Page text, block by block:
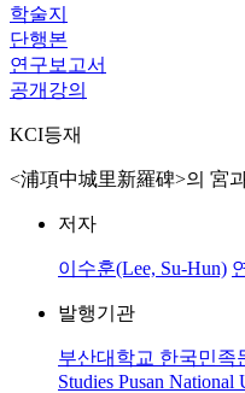
학술지
단행본
연구보고서
공개강의
KCI등재
<浦項中城里新羅碑>의 宮
저자
이수훈(Lee, Su-Hun)
발행기관
부산대학교 한국민족
Studies Pusan National